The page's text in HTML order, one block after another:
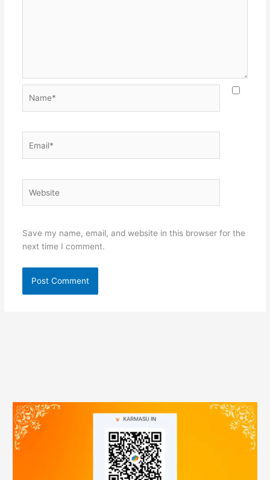
Save my name, email, and website in this browser for the
next time I comment.